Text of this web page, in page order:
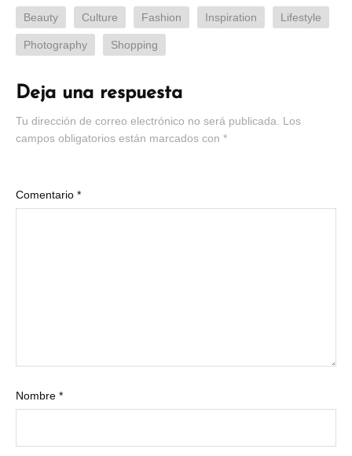
Beauty Culture Fashion Inspiration Lifestyle
Photography Shopping
Deja una respuesta
Tu dirección de correo electrónico no será publicada. Los
campos obligatorios están marcados con *
Comentario *
Nombre *